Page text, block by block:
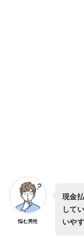
悩む男性
現金
して
いや